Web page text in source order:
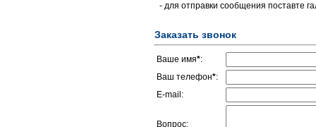
- для отправки сообщения поставте
Заказать звонок
Ваше имя*:
Ваш телефон*:
E-mail:
Вопрос: